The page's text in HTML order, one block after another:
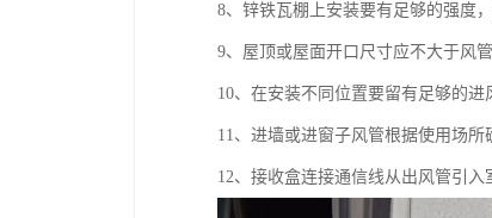
8、锌铁瓦棚上安装要有足够的强度
9、屋顶或屋面开口尺寸应不大于风
10、在安装不同位置要留有足够的进
11、进墙或进窗子风管根据使用场所
12、接收盒连接通信线从出风管引